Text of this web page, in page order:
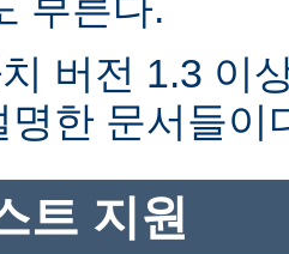
버전 1.3 이
명한 문서들이
트 지원